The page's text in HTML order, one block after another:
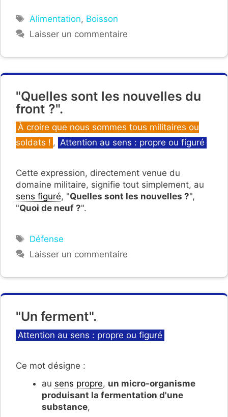
Étiquettes
Alimentation, Boisson
Laisser un commentaire
"Quelles sont les nouvelles du
front ?".
Catégories
À croire que nous sommes tous militaires ou
soldats ! , Attention au sens : propre ou figuré
Cette expression, directement venue du
domaine militaire, signifie tout simplement, au
sens figuré, "Quelles sont les nouvelles ?",
"Quoi de neuf ?".
Étiquettes
Défense
Laisser un commentaire
"Un ferment".
Catégories
Attention au sens : propre ou figuré
Ce mot désigne :
au sens propre, un micro-organisme
produisant la fermentation d'une
substance,